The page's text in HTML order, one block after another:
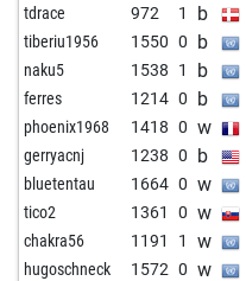
tdrace 972 1 b
tiberiu1956 1550 0 b
naku5 1538 1 b
ferres 1214 0 b
phoenix1968 1418 0 w
gerryacnj 1238 0 b
bluetentau 1664 0 w
tico2 1361 0 w
chakra56 1191 1 w
hugoschneck 1572 0 w